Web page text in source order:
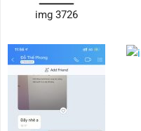
img 3726